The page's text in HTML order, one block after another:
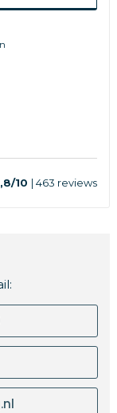
10 | 463 reviews